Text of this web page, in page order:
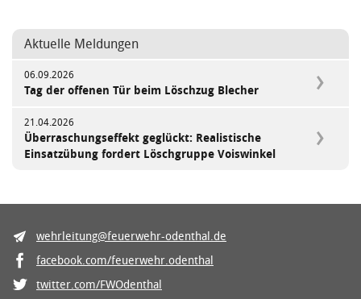
Aktuelle Meldungen
06.09.2026
Tag der offenen Tür beim Löschzug Blecher
21.04.2026
Überraschungseffekt geglückt: Realistische
Einsatzübung fordert Löschgruppe Voiswinkel
wehrleitung@feuerwehr-odenthal.de
facebook.com/feuerwehr.odenthal
twitter.com/FWOdenthal